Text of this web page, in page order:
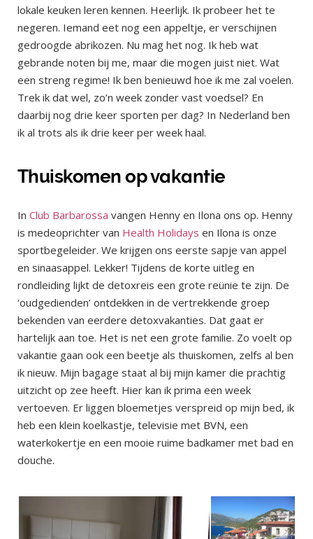
lokale keuken leren kennen. Heerlijk. Ik probeer het te
negeren. Iemand eet nog een appeltje, er verschijnen
gedroogde abrikozen. Nu mag het nog. Ik heb wat
gebrande noten bij me, maar die mogen juist niet. Wat
een streng regime! Ik ben benieuwd hoe ik me zal voelen.
Trek ik dat wel, zo’n week zonder vast voedsel? En
daarbij nog drie keer sporten per dag? In Nederland ben
ik al trots als ik drie keer per week haal.
Thuiskomen op vakantie
In Club Barbarossa vangen Henny en Ilona ons op. Henny
is medeoprichter van Health Holidays en Ilona is onze
sportbegeleider. We krijgen ons eerste sapje van appel
en sinaasappel. Lekker! Tijdens de korte uitleg en
rondleiding lijkt de detoxreis een grote reünie te zijn. De
‘oudgedienden’ ontdekken in de vertrekkende groep
bekenden van eerdere detoxvakanties. Dat gaat er
hartelijk aan toe. Het is net een grote familie. Zo voelt op
vakantie gaan ook een beetje als thuiskomen, zelfs al ben
ik nieuw. Mijn bagage staat al bij mijn kamer die prachtig
uitzicht op zee heeft. Hier kan ik prima een week
vertoeven. Er liggen bloemetjes verspreid op mijn bed, ik
heb een klein koelkastje, televisie met BVN, een
waterkokertje en een mooie ruime badkamer met bad en
douche.